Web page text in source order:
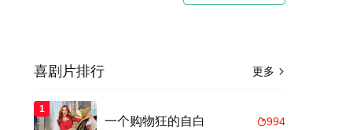
更多 
喜剧片排行
1
994
一个购物狂的自白